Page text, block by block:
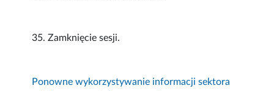
35. Zamknięcie sesji.
Ponowne wykorzystywanie informacji sektora